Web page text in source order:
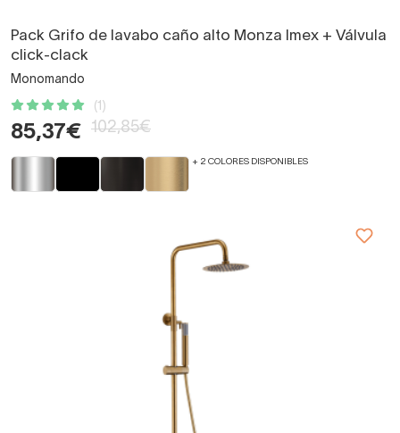
Pack Grifo de lavabo caño alto Monza Imex + Válvula
click-clack
Monomando
(1)
85,37€ 102,85€
+ 2 COLORES DISPONIBLES